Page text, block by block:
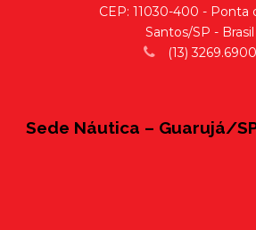
CEP: 11030-400 - Ponta
Santos/SP - Brasil
(13) 3269.6900
Sede Náutica – Guarujá/